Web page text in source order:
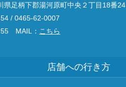
県足柄下郡湯河原町中央２丁目18番24
/ 0465-62-0007
MAIL： こちら
店舗への行き方